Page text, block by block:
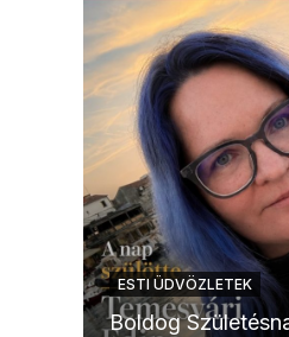
ESTI ÜDVÖZLETEK
Boldog